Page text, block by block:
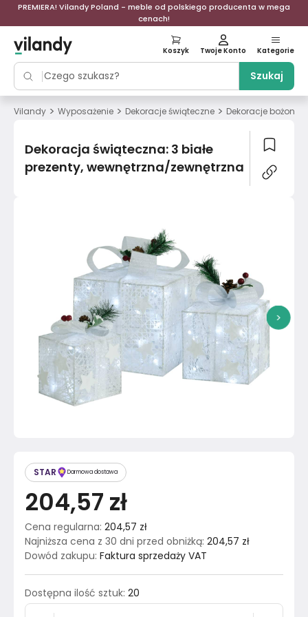
PREMIERA! Vilandy Poland - meble od polskiego producenta w mega
cenach!
Szukaj
Koszyk Twoje Konto Kategorie
Vilandy > Wyposażenie > Dekoracje świąteczne > Dekoracje
Dekoracja świąteczna: 3 białe
prezenty, wewnętrzna/zewnętrzna
>
STAR Darmowa dostawa
204,57 zł
Cena regularna: 204,57 zł
Najniższa cena z 30 dni przed obniżką: 204,57 zł
Dowód zakupu: Faktura sprzedaży VAT
Dostępna ilość sztuk: 20